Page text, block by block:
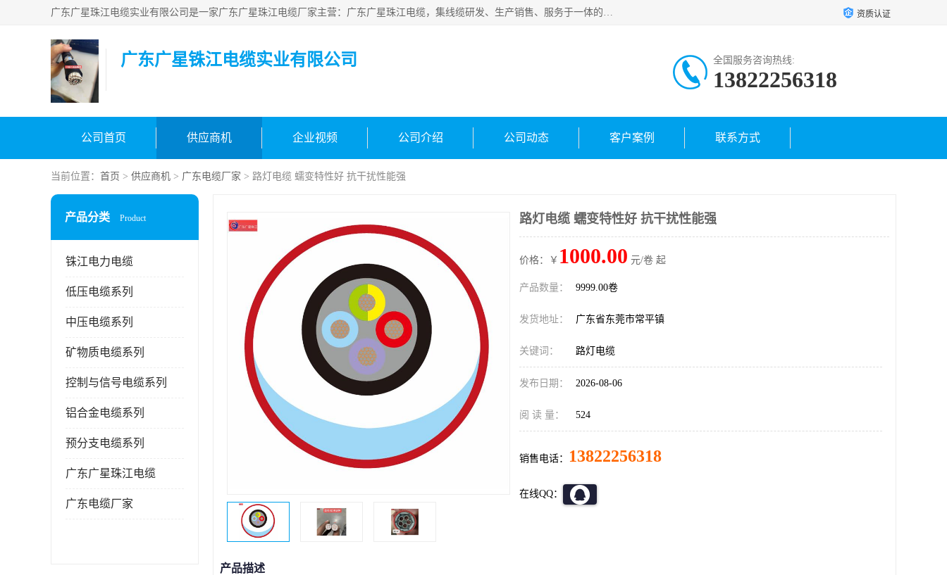
广东广星珠江电缆实业有限公司是一家广东广星珠江电缆厂家主营：广东广星珠江电缆，集线缆研发、生产销售、服务于一体的生产企业。公司自创立以来，确立了“广星珠江电缆，您的一站式采购”的战略发展口号，明确了将广星珠江打造成“线缆产品种类覆盖较广较全、质量较优、服务较好的大型综合性*化生产企业”的发展目标。 资质认证
广东广星铢江电缆实业有限公司 全国服务咨询热线:
13822256318
公司首页 供应商机 企业视频 公司介绍 公司动态 客户案例 联系方式
当前位置： 首页 > 供应商机 > 广东电缆厂家 > 路灯电缆 蠕变特性好 抗干扰性能强
产品分类 Product
铢江电力电缆
低压电缆系列
中压电缆系列
矿物质电缆系列
控制与信号电缆系列
铝合金电缆系列
预分支电缆系列
广东广星珠江电缆
广东电缆厂家
路灯电缆 蠕变特性好 抗干扰性能强
价格：￥ 1000.00 元/卷 起
产品数量： 9999.00卷
发货地址： 广东省东莞市常平镇
关键词： 路灯电缆
发布日期： 2026-08-06
阅 读 量： 524
销售电话： 13822256318
在线QQ：
产品描述